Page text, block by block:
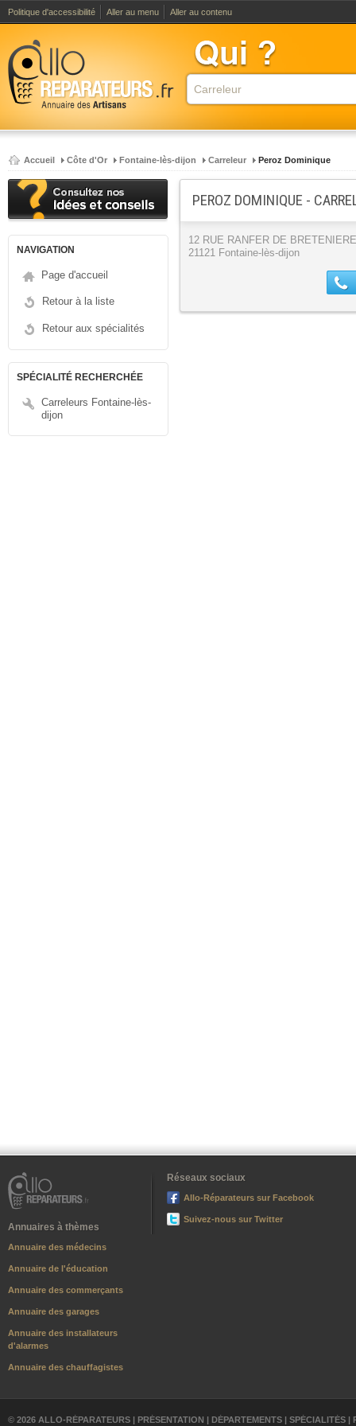
Politique d'accessibilité Aller au menu Aller au contenu
Accueil Côte d'Or Fontaine-lès-dijon Carreleur Peroz Dominique
NAVIGATION
Page d'accueil
Retour à la liste
Retour aux spécialités
SPÉCIALITÉ RECHERCHÉE
Carreleurs Fontaine-lès-
dijon
PEROZ DOMINIQUE -
12 RUE RANFER DE
21121 Fontaine-lès-dijon
Annuaires à thèmes
Annuaire des médecins
Annuaire de l'éducation
Annuaire des commerçants
Annuaire des garages
Annuaire des installateurs
d'alarmes
Annuaire des chauffagistes
Réseaux sociaux
Allo-Réparateurs sur Facebook
Suivez-nous sur Twitter
© 2026 ALLO-RÉPARATEURS | PRÉSENTATION | DÉPARTEMENTS | SPÉCIALITÉS |